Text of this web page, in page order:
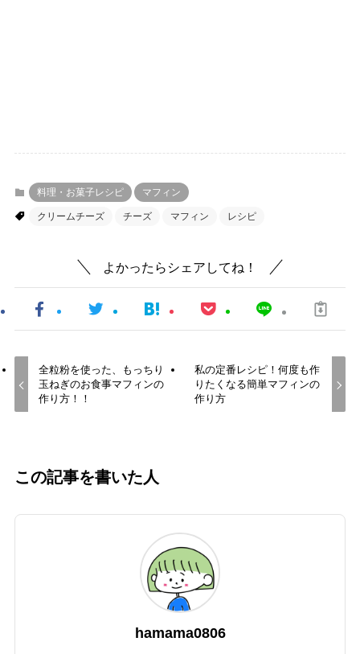
料理・お菓子レシピ マフィン
クリームチーズ チーズ マフィン レシピ
よかったらシェアしてね！
全粒粉を使った、もっちり
玉ねぎのお食事マフィンの
作り方！！
私の定番レシピ！何度も作
りたくなる簡単マフィンの
作り方
この記事を書いた人
hamama0806